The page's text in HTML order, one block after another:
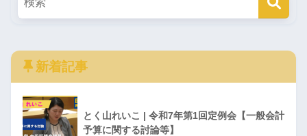
新着記事
とく山れいこ | 令和7年第1回定例会【一般会計
予算に関する討論等】